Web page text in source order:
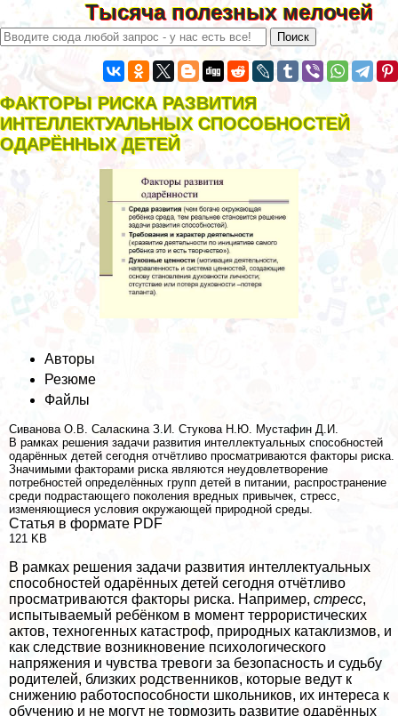
Тысяча полезных мелочей
ФАКТОРЫ РИСКА РАЗВИТИЯ
ИНТЕЛЛЕКТУАЛЬНЫХ СПОСОБНОСТЕЙ
ОДАРЁННЫХ ДЕТЕЙ
Авторы
Резюме
Файлы
Сиванова О.В. Саласкина З.И. Стукова Н.Ю. Мустафин Д.И.
В рамках решения задачи развития интеллектуальных способностей
одарённых детей сегодня отчётливо просматриваются факторы риска.
Значимыми факторами риска являются неудовлетворение
потребностей определённых групп детей в питании, распространение
среди подрастающего поколения вредных привычек, стресс,
изменяющиеся условия окружающей природной среды.
Статья в формате PDF
121 KB
В рамках решения задачи развития интеллектуальных
способностей одарённых детей сегодня отчётливо
просматриваются факторы риска. Например, стресс,
испытываемый ребёнком в момент террористических
актов, техногенных катастроф, природных катаклизмов, и
как следствие возникновение психологического
напряжения и чувства тревоги за безопасность и судьбу
родителей, близких родственников, которые ведут к
снижению работоспособности школьников, их интереса к
обучению и не могут не тормозить развитие одарённых